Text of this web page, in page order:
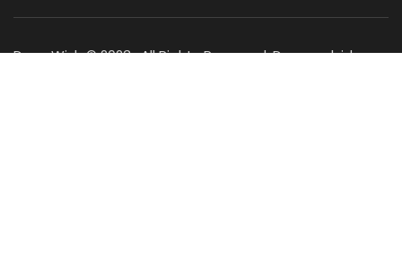
Dogs Wish © 2023 . All Rights Reserved. Desenvolvido por